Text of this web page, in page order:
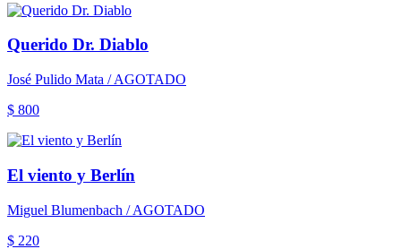
Querido Dr. Diablo
José Pulido Mata / AGOTADO
$ 800
El viento y Berlín
Miguel Blumenbach / AGOTADO
$ 220